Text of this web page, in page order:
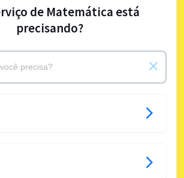
de Matemática está
precisando?